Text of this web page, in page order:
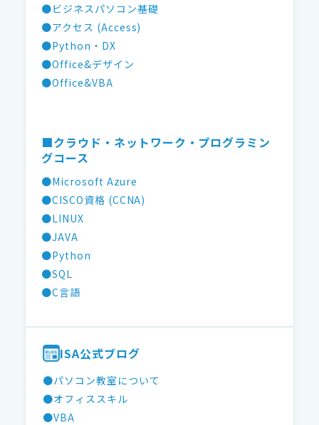
●ビジネスパソコン基礎
●アクセス (Access)
●Python・DX
●Office&デザイン
●Office&VBA
■クラウド・ネットワーク・プログラミン
グコース
●Microsoft Azure
●CISCO資格 (CCNA)
●LINUX
●JAVA
●Python
●SQL
●C言語
ISA公式ブログ
●パソコン教室について
●オフィススキル
●VBA